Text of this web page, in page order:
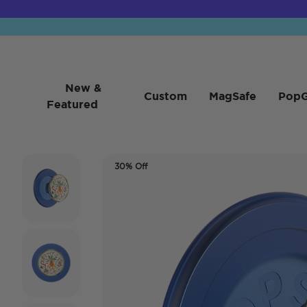
New &
Featured
Custom MagSafe
30% Off